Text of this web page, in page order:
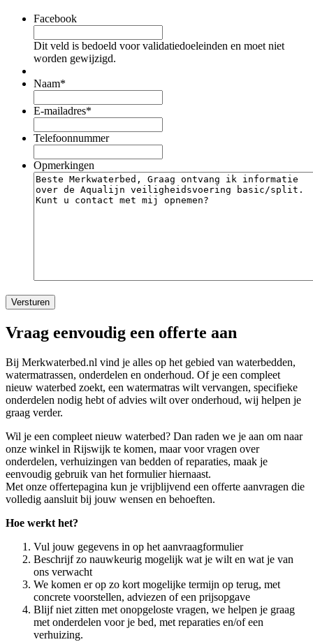
Facebook
Dit veld is bedoeld voor validatiedoeleinden en moet niet
worden gewijzigd.
Naam*
E-mailadres*
Telefoonnummer
Opmerkingen
Vraag eenvoudig een offerte aan
Bij Merkwaterbed.nl vind je alles op het gebied van waterbedden,
watermatrassen, onderdelen en onderhoud. Of je een compleet
nieuw waterbed zoekt, een watermatras wilt vervangen, specifieke
onderdelen nodig hebt of advies wilt over onderhoud, wij helpen je
graag verder.
Wil je een compleet nieuw waterbed? Dan raden we je aan om naar
onze winkel in Rijswijk te komen, maar voor vragen over
onderdelen, verhuizingen van bedden of reparaties, maak je
eenvoudig gebruik van het formulier hiernaast.
Met onze offertepagina kun je vrijblijvend een offerte aanvragen die
volledig aansluit bij jouw wensen en behoeften.
Hoe werkt het?
Vul jouw gegevens in op het aanvraagformulier
Beschrijf zo nauwkeurig mogelijk wat je wilt en wat je van
ons verwacht
We komen er op zo kort mogelijke termijn op terug, met
concrete voorstellen, adviezen of een prijsopgave
Blijf niet zitten met onopgeloste vragen, we helpen je graag
met onderdelen voor je bed, met reparaties en/of een
verhuizing.